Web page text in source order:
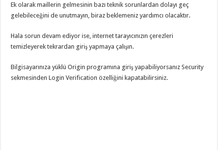
Ek olarak maillerin gelmesinin bazı teknik sorunlardan dolayı geç
gelebileceğini de unutmayın, biraz beklemeniz yardımcı olacaktır.
Hala sorun devam ediyor ise, internet tarayıcınızın çerezleri
temizleyerek tekrardan giriş yapmaya çalışın.
Bilgisayarınıza yüklü Origin programına giriş yapabiliyorsanız Security
sekmesinden Login Verification özelliğini kapatabilirsiniz.